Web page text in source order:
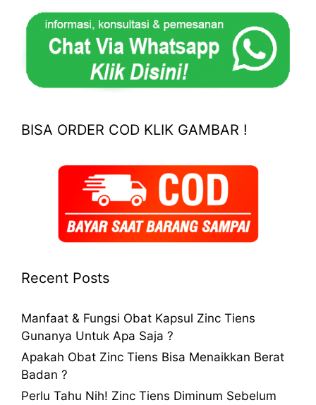
BISA ORDER COD KLIK GAMBAR !
Recent Posts
Manfaat & Fungsi Obat Kapsul Zinc Tiens
Gunanya Untuk Apa Saja ?
Apakah Obat Zinc Tiens Bisa Menaikkan Berat
Badan ?
Perlu Tahu Nih! Zinc Tiens Diminum Sebelum